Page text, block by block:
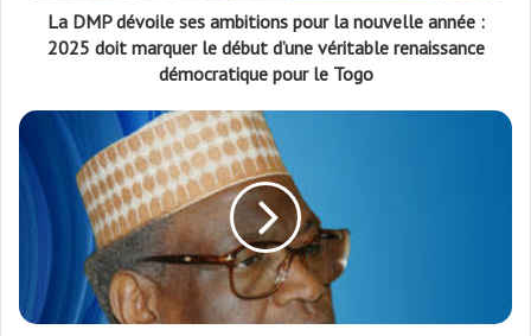
La DMP dévoile ses ambitions pour la nouvelle année :
2025 doit marquer le début d’une véritable renaissance
démocratique pour le Togo